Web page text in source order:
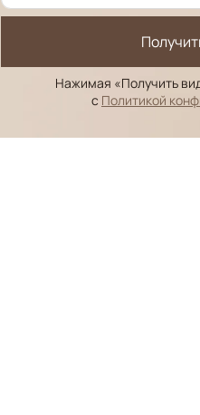
Нажимая «Получить
с Политикой